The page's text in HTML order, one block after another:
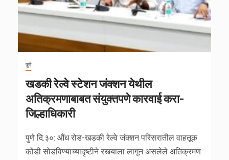
पुणे
खडकी रेल्वे स्टेशन जंक्शन येथील
अतिक्रमणाबाबत संयुक्तपणे कारवाई करा-
जिल्हाधिकारी
पुणे दि.३०: औंध रोड-खडकी रेल्वे जंक्शन परिसरातील वाहतूक
कोंडी सोडविण्याच्यादृष्टीने रस्त्याला लागून असलेले अतिक्रमण